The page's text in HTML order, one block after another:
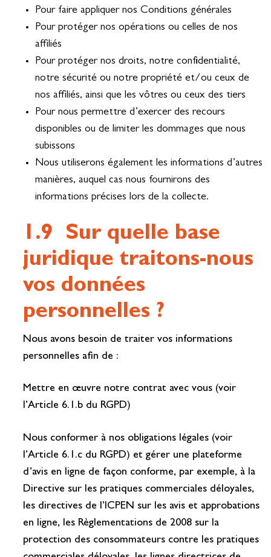
Pour faire appliquer nos Conditions générales
Pour protéger nos opérations ou celles de nos
affiliés
Pour protéger nos droits, notre confidentialité,
notre sécurité ou notre propriété et/ou ceux de
nos affiliés, ainsi que les vôtres ou ceux des tiers
Pour nous permettre d’exercer des recours
disponibles ou de limiter les dommages que nous
subissons
Nous utiliserons également les informations d’autres
manières, auquel cas nous fournirons des
informations précises lors de la collecte.
1.9 Sur quelle base
juridique traitons-nous
vos données
personnelles ?
Nous avons besoin de traiter vos informations
personnelles afin de :
Mettre en œuvre notre contrat avec vous (voir
l’Article 6.1.b du RGPD)
Nous conformer à nos obligations légales (voir
l’Article 6.1.c du RGPD) et gérer une plateforme
d’avis en ligne de façon conforme, par exemple, à la
Directive sur les pratiques commerciales déloyales,
les directives de l’ICPEN sur les avis et approbations
en ligne, les Règlementations de 2008 sur la
protection des consommateurs contre les pratiques